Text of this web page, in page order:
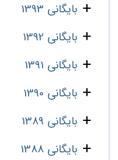
بایگانی 1393
بایگانی 1392
بایگانی 1391
بایگانی 1390
بایگانی 1389
بایگانی 1388